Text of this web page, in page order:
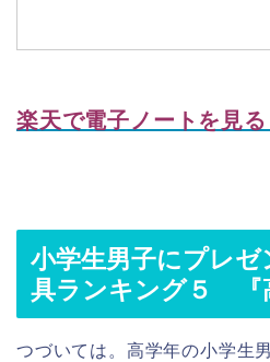
楽天で電子ノートを見る
小学生男子にプレ
具ランキング５ 『
つづいては。高学年の小学生